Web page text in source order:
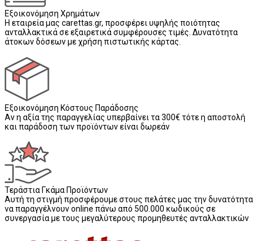
Εξοικονόμηση Χρημάτων
Η εταιρεία μας carettas.gr, προσφέρει υψηλής ποιότητας
ανταλλακτικά σε εξαιρετικά συμφέρουσες τιμές. Δυνατότητα
άτοκων δόσεων με χρήση πιστωτικής κάρτας.
Εξοικονόμηση Κόστους Παράδοσης
Αν η αξία της παραγγελίας υπερβαίνει τα 300€ τότε η αποστολή
και παράδοση των προϊόντων είναι δωρεάν
Τεράστια Γκάμα Προϊόντων
Αυτή τη στιγμή προσφέρουμε στους πελάτες μας την δυνατότητα
να παραγγέλνουν online πάνω από 500.000 κωδικούς σε
συνεργασία με τους μεγαλύτερους προμηθευτές ανταλλακτικών